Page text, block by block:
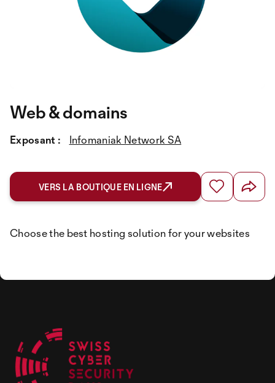
Web & domains
Exposant : Infomaniak Network SA
VERS LA BOUTIQUE EN LIGNE
Choose the best hosting solution for your websites